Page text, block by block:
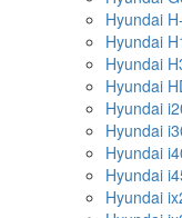
Hyundai
Hyundai
Hyundai
Hyundai
Hyundai
Hyundai
Hyundai
Hyundai
Hyundai